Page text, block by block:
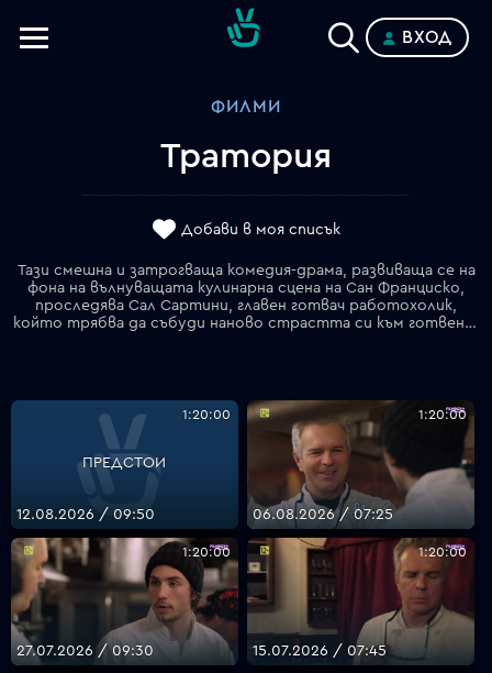
VOYO
ВХОД
ФИЛМИ
Тратория
Добави в моя списък
Тази смешна и затрогваща комедия-драма, развиваща се на
фона на вълнуващата кулинарна сцена на Сан Франциско,
проследява Сал Сартини, главен готвач работохолик,
който трябва да събуди наново страстта си към готвенето и любовта, и да поправи връзката със сина си, ако не иска отново да изгуби всичко.
ПРЕДСТОИ
1:20:00
12.08.2026 / 09:50
1:20:00
06.08.2026 / 07:25
1:20:00
27.07.2026 / 09:30
1:20:00
15.07.2026 / 07:45